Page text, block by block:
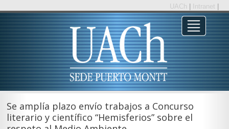
UACh Intranet
Se amplía plazo envío trabajos a Concurso
literario y científico “Hemisferios” sobre el